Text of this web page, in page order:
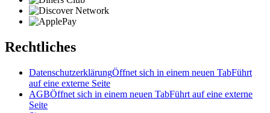
Rechtliches
DatenschutzerklärungÖffnet sich in einem neuen TabFührt
auf eine externe Seite
AGBÖffnet sich in einem neuen TabFührt auf eine externe
Seite